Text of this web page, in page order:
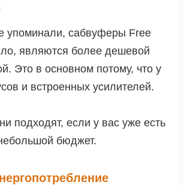
упоминали, сабвуферы Free
являются более дешевой
Это в основном потому, что у
и встроенных усилителей.
подходят, если у вас уже есть
бюджет.